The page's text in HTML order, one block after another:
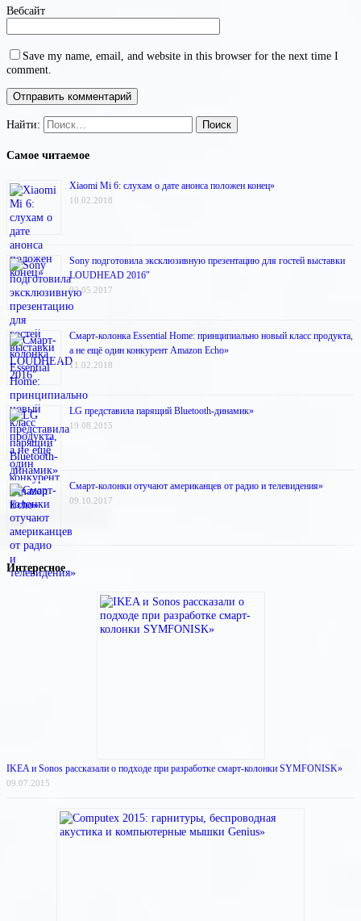
Вебсайт
Save my name, email, and website in this browser for the next time I
comment.
Найти:
Самое читаемое
Xiaomi Mi 6: слухам о дате анонса положен конец»
10.02.2018
Sony подготовила эксклюзивную презентацию для гостей выставки
LOUDHEAD 2016″
02.05.2017
Смарт-колонка Essential Home: принципиально новый класс продукта,
а не ещё один конкурент Amazon Echo»
11.02.2018
LG представила парящий Bluetooth-динамик»
19.08.2015
Смарт-колонки отучают американцев от радио и телевидения»
09.10.2017
Интересное
IKEA и Sonos рассказали о подходе при разработке смарт-колонки SYMFONISK»
09.07.2015